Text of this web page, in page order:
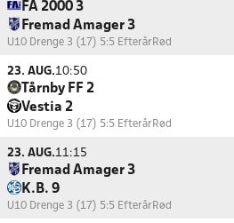
FA 2000 3
Fremad Amager 3
U10 Drenge 3 (17) 5:5 EfterårRød
23. AUG.10:50
Tårnby FF 2
Vestia 2
U10 Drenge 3 (17) 5:5 EfterårRød
23. AUG.11:15
Fremad Amager 3
K.B. 9
U10 Drenge 3 (17) 5:5 EfterårRød